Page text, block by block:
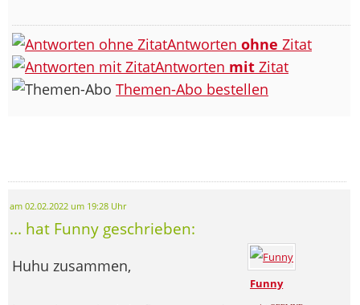
Antworten ohne Zitat
Antworten mit Zitat
Themen-Abo bestellen
am 02.02.2022 um 19:28 Uhr
... hat Funny geschrieben:
Funny
Huhu zusammen,